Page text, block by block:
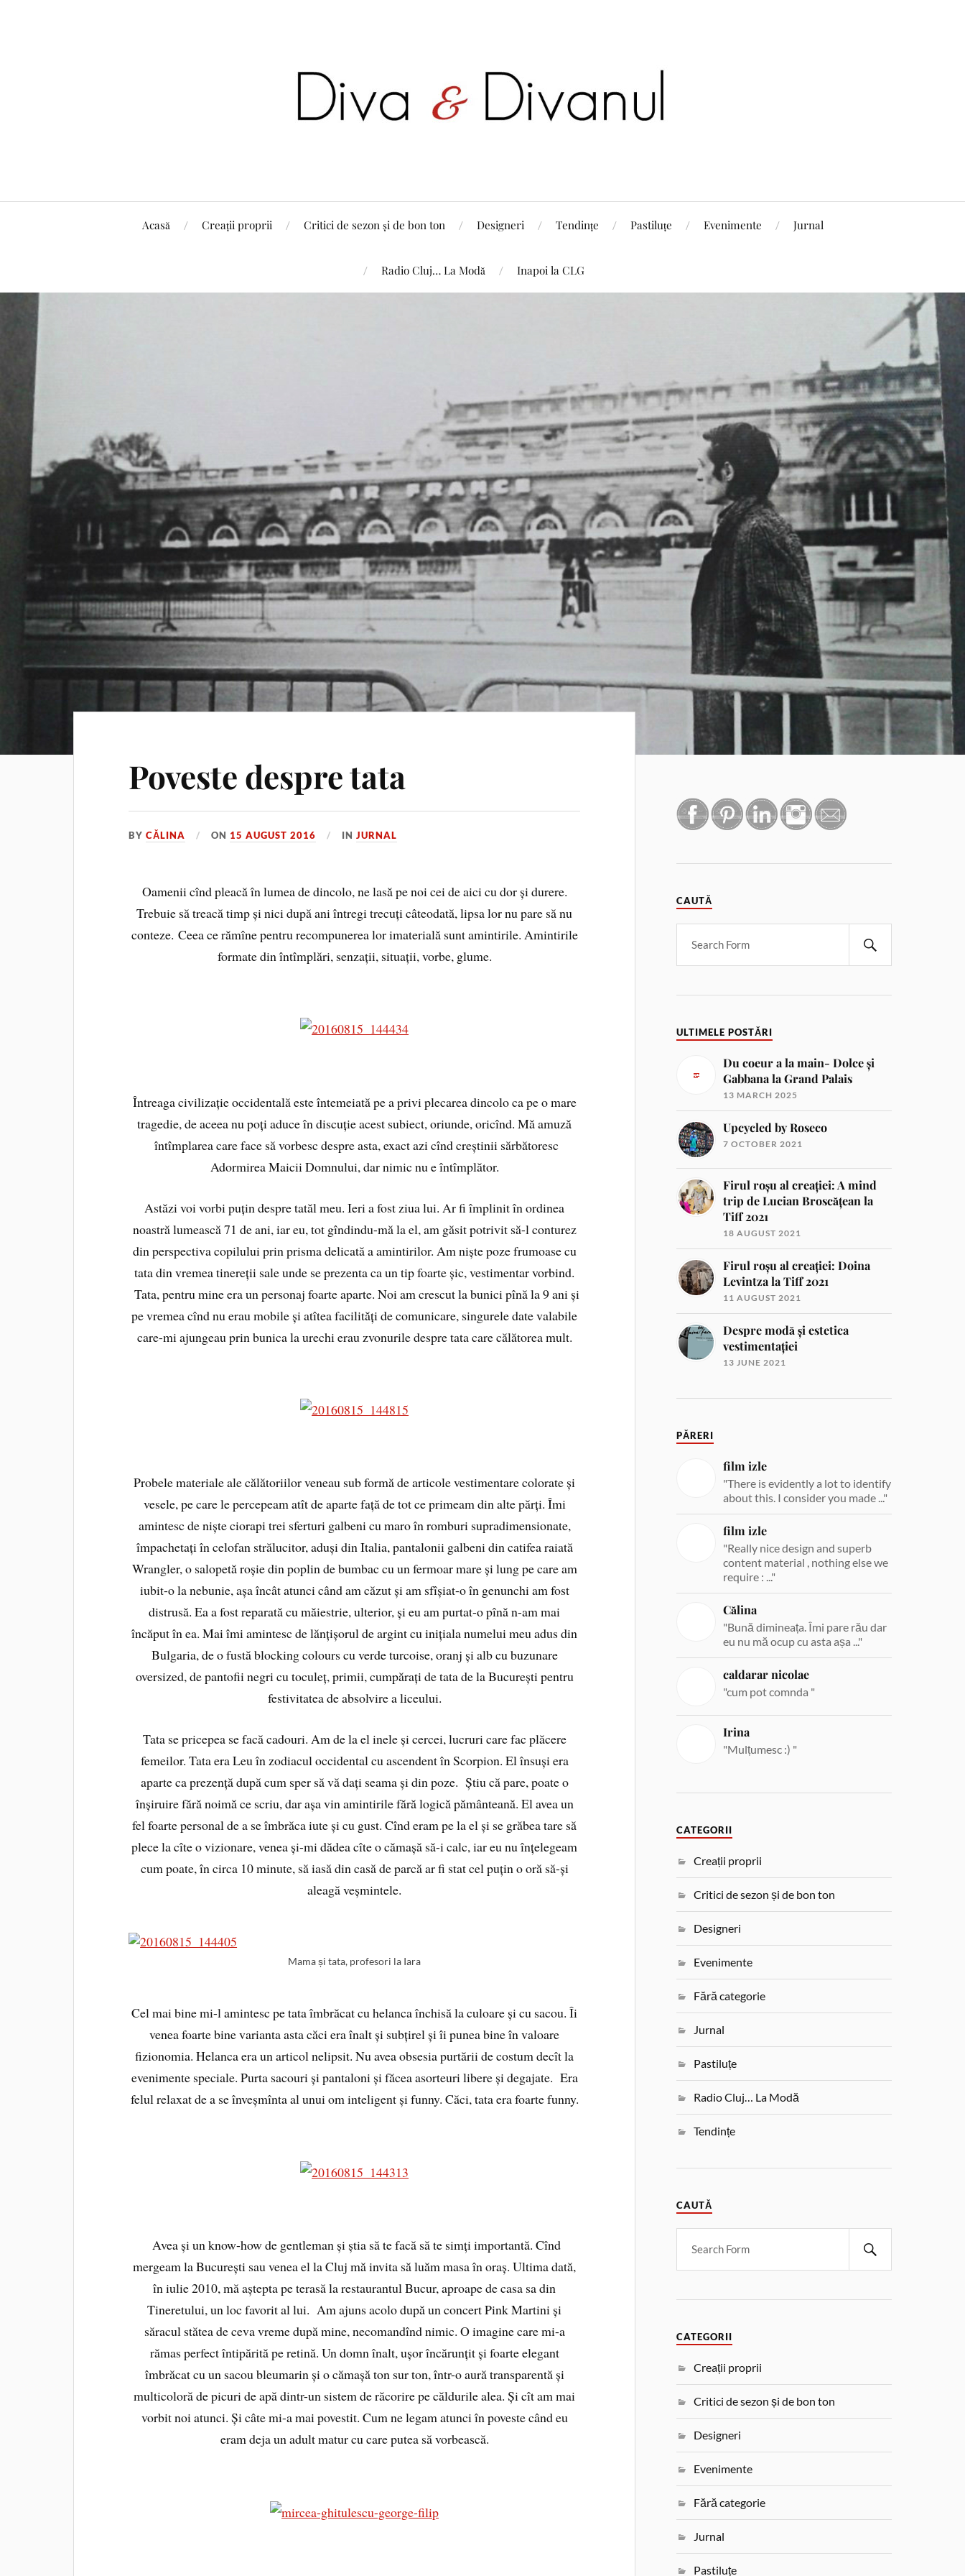
Acasă Creații proprii Critici de sezon și de bon ton Designeri Tendințe Pastiluțe Evenimente Jurnal
Radio Cluj… La Modă Inapoi la CLG
Poveste despre tata
BYCĂLINA ON 15 AUGUST 2016 INJURNAL
Oamenii cînd pleacă în lumea de dincolo, ne lasă pe noi cei de aici cu dor și durere.
Trebuie să treacă timp și nici după ani întregi trecuți câteodată, lipsa lor nu pare să nu
conteze. Ceea ce rămîne pentru recompunerea lor imaterială sunt amintirile. Amintirile
formate din întîmplări, senzații, situații, vorbe, glume.
Întreaga civilizație occidentală este întemeiată pe a privi plecarea dincolo ca pe o mare
tragedie, de aceea nu poți aduce în discuție acest subiect, oriunde, oricînd. Mă amuză
întîmplarea care face să vorbesc despre asta, exact azi cînd creștinii sărbătoresc
Adormirea Maicii Domnului, dar nimic nu e întîmplător.
Astăzi voi vorbi puțin despre tatăl meu. Ieri a fost ziua lui. Ar fi împlinit în ordinea
noastră lumească 71 de ani, iar eu, tot gîndindu-mă la el, am găsit potrivit să-l conturez
din perspectiva copilului prin prisma delicată a amintirilor. Am niște poze frumoase cu
tata din vremea tinereții sale unde se prezenta ca un tip foarte șic, vestimentar vorbind.
Tata, pentru mine era un personaj foarte aparte. Noi am crescut la bunici pînă la 9 ani și
pe vremea cînd nu erau mobile și atîtea facilități de comunicare, singurele date valabile
care-mi ajungeau prin bunica la urechi erau zvonurile despre tata care călătorea mult.
Probele materiale ale călătoriilor veneau sub formă de articole vestimentare colorate și
vesele, pe care le percepeam atît de aparte față de tot ce primeam din alte părți. Îmi
amintesc de niște ciorapi trei sferturi galbeni cu maro în romburi supradimensionate,
împachetați în celofan strălucitor, aduși din Italia, pantalonii galbeni din catifea raiată
Wrangler, o salopetă roșie din poplin de bumbac cu un fermoar mare și lung pe care am
iubit-o la nebunie, așa încât atunci când am căzut și am sfîșiat-o în genunchi am fost
distrusă. Ea a fost reparată cu măiestrie, ulterior, și eu am purtat-o pînă n-am mai
încăput în ea. Mai îmi amintesc de lănțișorul de argint cu inițiala numelui meu adus din
Bulgaria, de o fustă blocking colours cu verde turcoise, oranj și alb cu buzunare
oversized, de pantofii negri cu toculeț, primii, cumpărați de tata de la București pentru
festivitatea de absolvire a liceului.
Tata se pricepea se facă cadouri. Am de la el inele și cercei, lucruri care fac plăcere
femeilor. Tata era Leu în zodiacul occidental cu ascendent în Scorpion. El însuși era
aparte ca prezență după cum sper să vă dați seama și din poze. Știu că pare, poate o
înșiruire fără noimă ce scriu, dar așa vin amintirile fără logică pământeană. El avea un
fel foarte personal de a se îmbrăca iute și cu gust. Cînd eram pe la el și se grăbea tare să
plece la cîte o vizionare, venea și-mi dădea cîte o cămașă să-i calc, iar eu nu înțelegeam
cum poate, în circa 10 minute, să iasă din casă de parcă ar fi stat cel puțin o oră să-și
aleagă veșmintele.
Mama și tata, profesori la Iara
Cel mai bine mi-l amintesc pe tata îmbrăcat cu helanca închisă la culoare și cu sacou. Îi
venea foarte bine varianta asta căci era înalt și subțirel și îi punea bine în valoare
fizionomia. Helanca era un articol nelipsit. Nu avea obsesia purtării de costum decît la
evenimente speciale. Purta sacouri și pantaloni și făcea asorteuri libere și degajate. Era
felul relaxat de a se înveșmînta al unui om inteligent și funny. Căci, tata era foarte funny.
Avea și un know-how de gentleman și știa să te facă să te simți importantă. Cînd
mergeam la București sau venea el la Cluj mă invita să luăm masa în oraș. Ultima dată,
în iulie 2010, mă aștepta pe terasă la restaurantul Bucur, aproape de casa sa din
Tineretului, un loc favorit al lui. Am ajuns acolo după un concert Pink Martini și
săracul stătea de ceva vreme după mine, necomandînd nimic. O imagine care mi-a
rămas perfect întipărită pe retină. Un domn înalt, ușor încărunțit și foarte elegant
îmbrăcat cu un sacou bleumarin și o cămașă ton sur ton, într-o aură transparentă și
multicoloră de picuri de apă dintr-un sistem de răcorire pe căldurile alea. Și cît am mai
vorbit noi atunci. Și câte mi-a mai povestit. Cum ne legam atunci în poveste când eu
eram deja un adult matur cu care putea să vorbească.
CAUTĂ
ULTIMELE POSTĂRI
Du coeur a la main- Dolce și
Gabbana la Grand Palais
13 MARCH 2025
Upcycled by Roseco
7 OCTOBER 2021
Firul roșu al creației: A mind
trip de Lucian Broscățean la
Tiff 2021
18 AUGUST 2021
Firul roșu al creației: Doina
Levintza la Tiff 2021
11 AUGUST 2021
Despre modă și estetica
vestimentației
13 JUNE 2021
PĂRERI
film izle
"There is evidently a lot to identify
about this. I consider you made ..."
film izle
"Really nice design and superb
content material , nothing else we
require : ..."
Călina
"Bună dimineața. Îmi pare rău dar
eu nu mă ocup cu asta așa ..."
caldarar nicolae
"cum pot comnda "
Irina
"Mulțumesc :) "
CATEGORII
Creații proprii
Critici de sezon și de bon ton
Designeri
Evenimente
Fără categorie
Jurnal
Pastiluțe
Radio Cluj… La Modă
Tendințe
CAUTĂ
CATEGORII
Creații proprii
Critici de sezon și de bon ton
Designeri
Evenimente
Fără categorie
Jurnal
Pastiluțe